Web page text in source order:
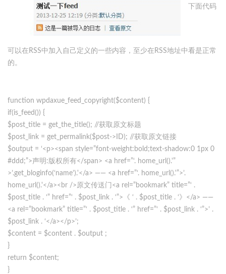
下面代码
可以在RSS中加入自己定义的一些内容，至少在RSS地址中看是正常
的。
function wpdaxue_feed_copyright($content) {
if(is_feed()) {
$post_title = get_the_title(); //获取原文标题
$post_link = get_permalink($post->ID); //获取原文链接
$output = ‘<p><span style=”font-weight:bold;text-shadow:0 1px 0
#ddd;”>声明:版权所有</span> <a href=”‘. home_url().'”
>’.get_bloginfo(‘name’).'</a> —— <a href=”‘. home_url().'”>’.
home_url().'</a><br />原文传送门<a rel=”bookmark” title=”‘ .
$post_title . ‘” href=”‘ . $post_link . ‘”>《 ‘ . $post_title . ‘》</a> ——
<a rel=”bookmark” title=”‘ . $post_title . ‘” href=”‘ . $post_link . ‘”>’ .
$post_link . ‘</a></p>’;
$content = $content . $output ;
}
return $content;
}